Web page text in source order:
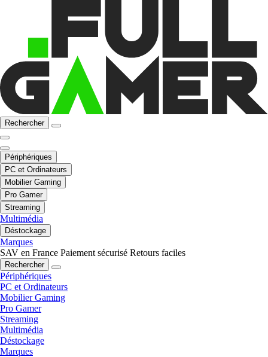
Rechercher
Périphériques
PC et Ordinateurs
Mobilier Gaming
Pro Gamer
Streaming
Multimédia
Déstockage
Marques
SAV en France Paiement sécurisé Retours faciles
Rechercher
Périphériques
PC et Ordinateurs
Mobilier Gaming
Pro Gamer
Streaming
Multimédia
Déstockage
Marques